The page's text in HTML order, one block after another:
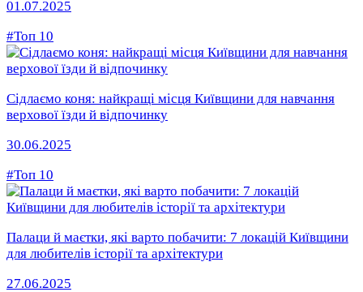
01.07.2025
#Топ 10
Сідлаємо коня: найкращі місця Київщини для навчання
верхової їзди й відпочинку
30.06.2025
#Топ 10
Палаци й маєтки, які варто побачити: 7 локацій Київщини
для любителів історії та архітектури
27.06.2025